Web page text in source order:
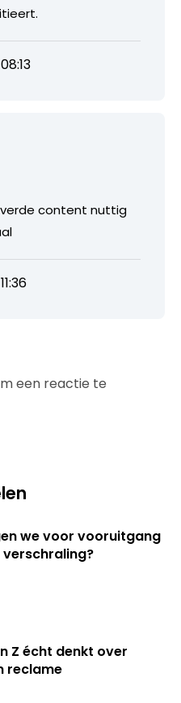
content nuttig
een reactie te
we voor vooruitgang
Z écht denkt over
reclame